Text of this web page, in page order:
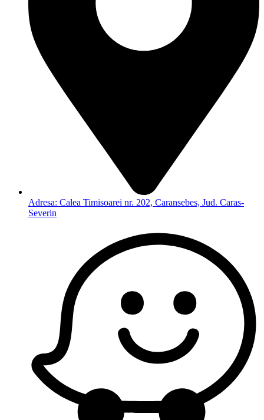
Adresa: Calea Timisoarei nr. 202, Caransebes, Jud. Caras-
Severin